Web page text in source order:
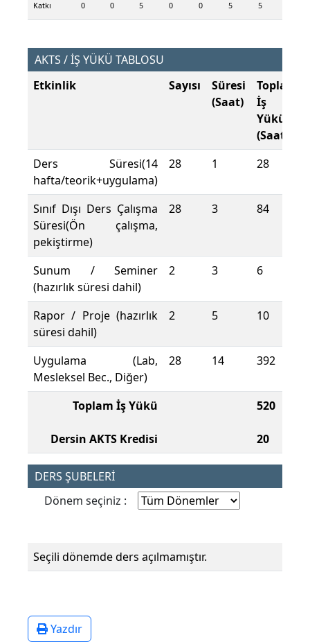
Katkı 0 0 5 0 0 5 5
AKTS / İŞ YÜKÜ TABLOSU
Etkinlik
Sayısı
Süresi
(Saat)
Toplam
İş
Yükü
(Saat)
Ders Süresi(14
hafta/teorik+uygulama)
28 1 28
Sınıf Dışı Ders Çalışma
Süresi(Ön çalışma,
pekiştirme)
28 3 84
Sunum / Seminer
(hazırlık süresi dahil)
2 3 6
Rapor / Proje (hazırlık
süresi dahil)
2 5 10
Uygulama (Lab,
Mesleksel Bec., Diğer)
28 14 392
Toplam İş Yükü
Dersin AKTS Kredisi
520
20
DERS ŞUBELERİ
Dönem seçiniz :
Seçili dönemde ders açılmamıştır.
Yazdır